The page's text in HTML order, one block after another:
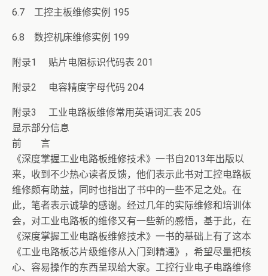
6.7 工控主板维修实例 195
6.8 数控机床维修实例 199
附录1 贴片电阻标识代码表 201
附录2 电容精度字母代码 204
附录3 工业电路板维修常用英语词汇表 205
显示部分信息
前 言
《深度掌握工业电路板维修技术》一书自2013年出版以
来，收到不少热心读者反馈，他们表示此书对工控电路板
维修颇有助益，同时也指出了书中的一些不足之处。在
此，笔者表示诚挚的感谢。经过几年的实际维修和培训体
会，对工业电路板的维修又有一些新的感悟，基于此，在
《深度掌握工业电路板维修技术》一书的基础上有了这本
《工业电路板芯片级维修从入门到精通》，希望尽量把核
心、容易操作的东西呈现给大家。工控行业电子电路维修